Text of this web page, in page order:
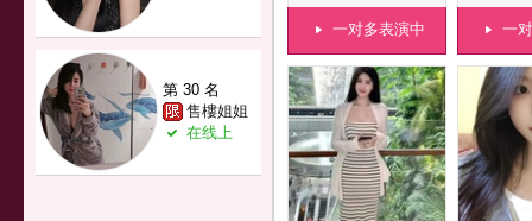
第 30 名
售樓姐姐
在线上
一对多表演中 一